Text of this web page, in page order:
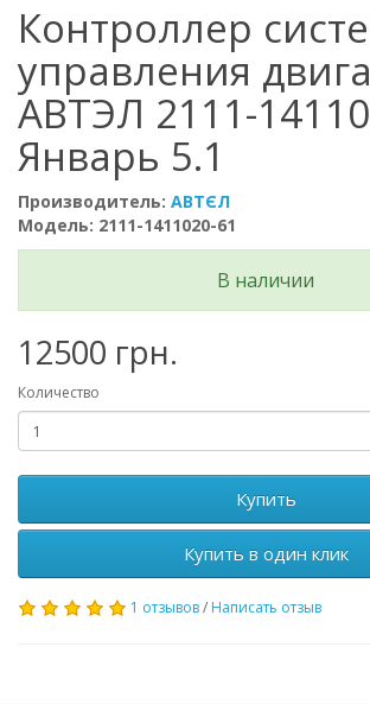
Контроллер
управления
АВТЭЛ 2111-
Январь 5.1
Производитель: АВТЄЛ
Модель: 2111-1411020-61
В наличии
12500 грн.
Количество
Купить
Купить в один клик
1 отзывов/ Написать отзыв